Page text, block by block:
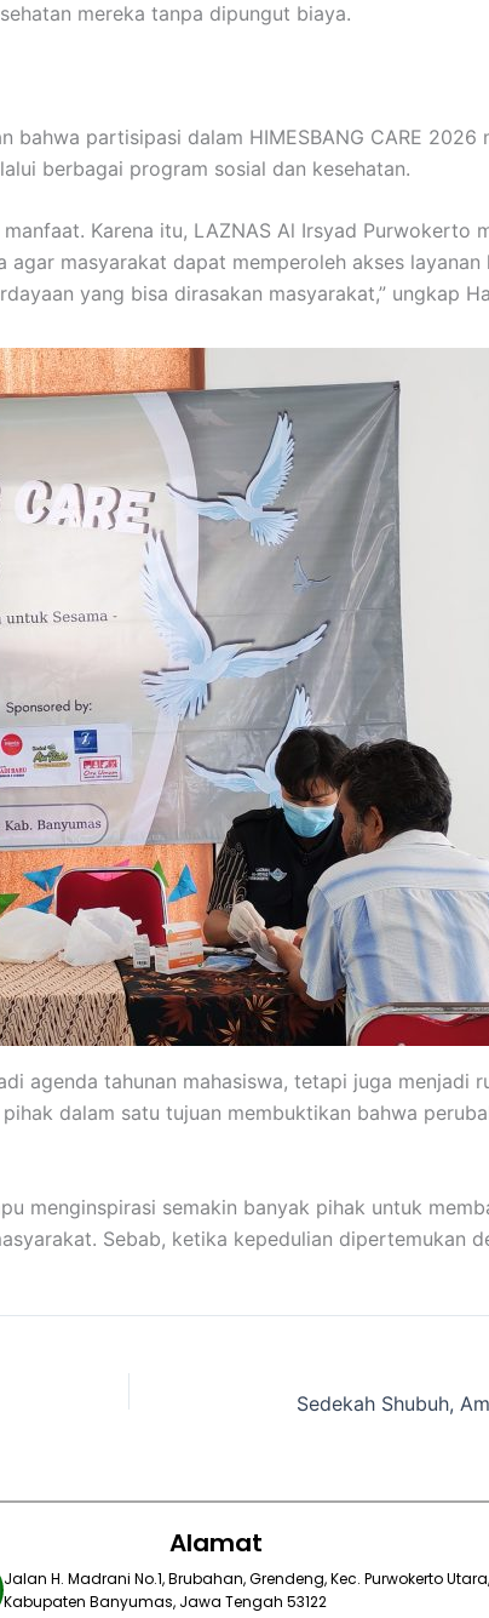
mereka tanpa dipungut biaya.
bahwa partisipasi dalam HIMESBANG CARE
berbagai program sosial dan kesehatan.
Karena itu, LAZNAS Al Irsyad Purwokerto
masyarakat dapat memperoleh akses
yang bisa dirasakan masyarakat,” ungkap
agenda tahunan mahasiswa, tetapi juga menjadi
dalam satu tujuan membuktikan bahwa
menginspirasi semakin banyak pihak untuk
Sebab, ketika kepedulian dipertemukan
Alamat
Jalan H. Madrani No.1, Brubahan, Grendeng, Kec. Purwokerto Utara,
Kabupaten Banyumas, Jawa Tengah 53122​